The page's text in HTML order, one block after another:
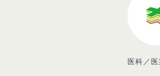
医科／